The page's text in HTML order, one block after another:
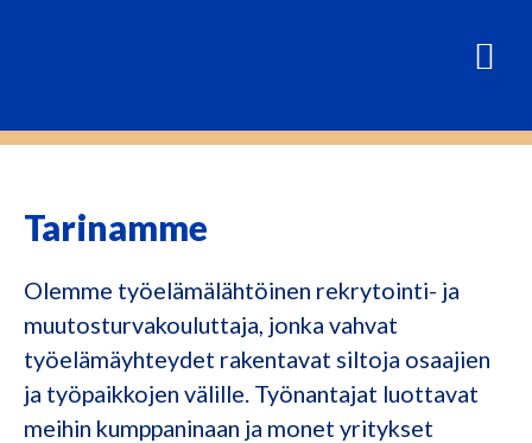
Tarinamme
Olemme työelämälähtöinen rekrytointi- ja
muutosturvakouluttaja, jonka vahvat
työelämäyhteydet rakentavat siltoja osaajien
ja työpaikkojen välille. Työnantajat luottavat
meihin kumppaninaan ja monet yritykset